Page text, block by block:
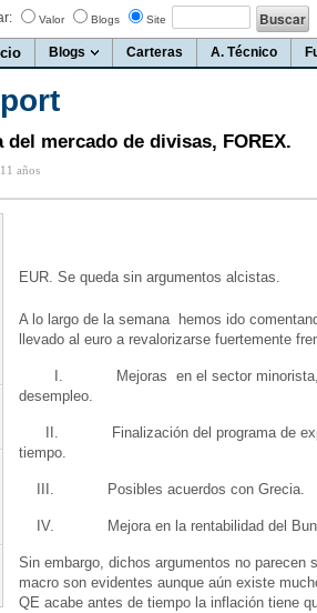
Valor Blogs Site
Blogs Carteras A. Técnico
del mercado de divisas, FOREX.
años
EUR. Se queda sin argumentos alcistas.
A lo largo de la semana hemos ido
llevado al euro a revalorizarse fuertemente
I. Mejoras en el sector minorista,
desempleo.
II. Finalización del programa de
tiempo.
III. Posibles acuerdos con Grecia.
IV. Mejora en la rentabilidad del
Sin embargo, dichos argumentos no parecen
macro son evidentes aunque aún existe
QE acabe antes de tiempo la inflación tiene